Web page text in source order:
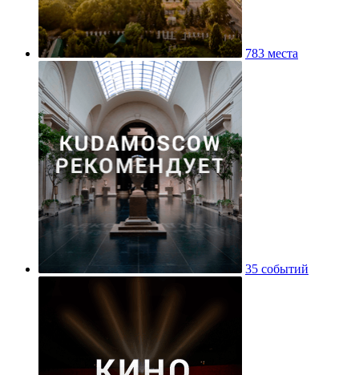
783 места
35 событий